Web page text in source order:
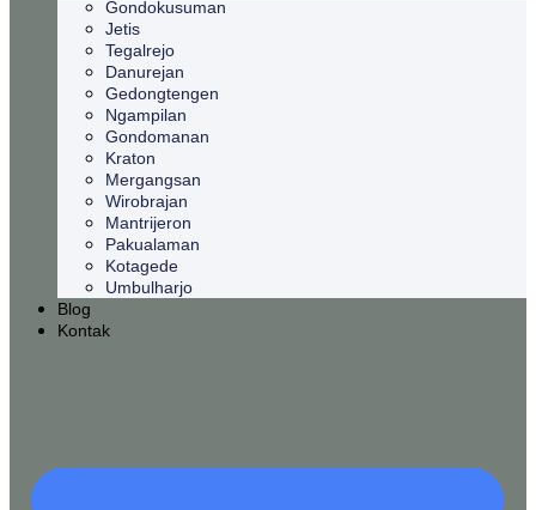
Gondokusuman
Jetis
Tegalrejo
Danurejan
Gedongtengen
Ngampilan
Gondomanan
Kraton
Mergangsan
Wirobrajan
Mantrijeron
Pakualaman
Kotagede
Umbulharjo
Blog
Kontak